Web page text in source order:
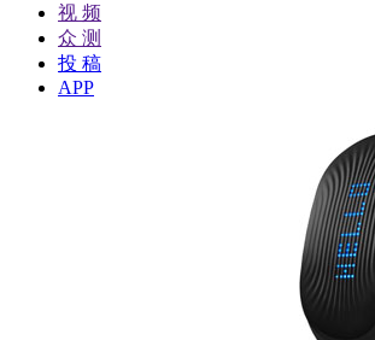
视 频
众 测
投 稿
APP